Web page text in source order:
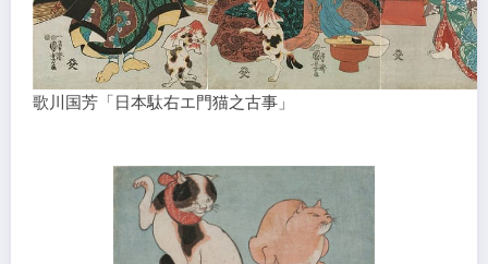
歌川国芳「日本駄右エ門猫之古事」